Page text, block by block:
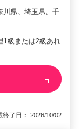
川県、埼玉県、千
1級または2級あれ
了日： 2026/10/02